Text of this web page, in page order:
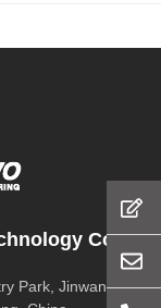
Co.,
Park, Jinwan